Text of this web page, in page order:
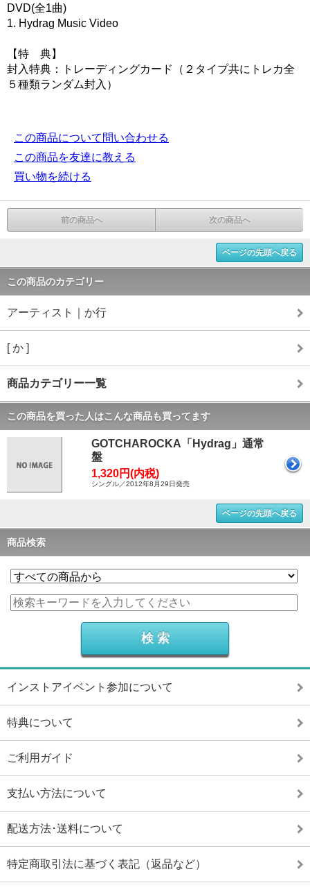
DVD(全1曲)
1. Hydrag Music Video
【特 典】
封入特典：トレーディングカード（２タイプ共にトレカ全
５種類ランダム封入）
この商品について問い合わせる
この商品を友達に教える
買い物を続ける
前の商品へ 次の商品へ
ページの先頭へ戻る
この商品のカテゴリー
アーティスト｜か行
[ か ]
商品カテゴリー一覧
この商品を買った人はこんな商品も買ってます
GOTCHAROCKA「Hydrag」通常
盤
1,320円(内税)
シングル／2012年8月29日発売
ページの先頭へ戻る
商品検索
インストアイベント参加について
特典について
ご利用ガイド
支払い方法について
配送方法･送料について
特定商取引法に基づく表記（返品など）